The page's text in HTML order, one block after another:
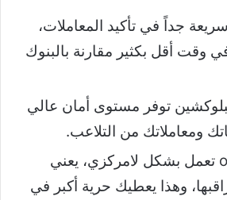
: ordi سريعة جداً في تأكيد المعاملات،
وقت أقل بكثير مقارنة بالبنوك
توفر مستوى أمان عالي
ومعاملاتك من التلاعب.
: ordi تعمل بشكل لامركزي، يعني
وهذا يعطيك حرية أكبر في